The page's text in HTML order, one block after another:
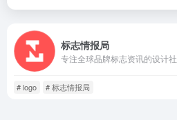
标志情报局
# logo # 标志情报局